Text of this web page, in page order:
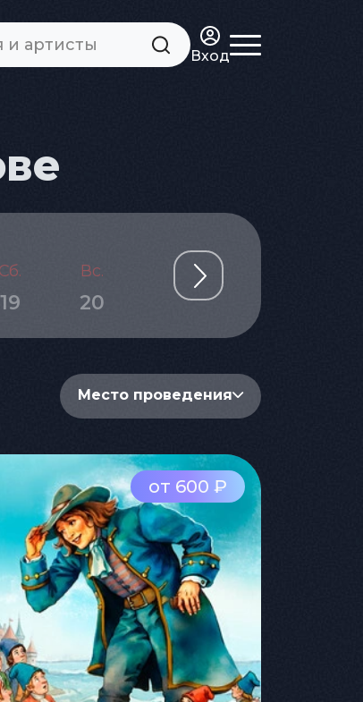
Вход
Сб.
19
Вс.
20
Пн.
21 22
Место проведения
от 600 ₽